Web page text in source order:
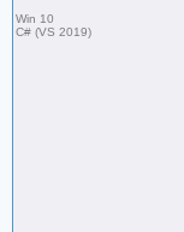
Win 10
C# (VS 2019)